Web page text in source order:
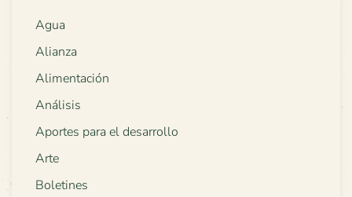
Agua
Alianza
Alimentación
Análisis
Aportes para el desarrollo
Arte
Boletines